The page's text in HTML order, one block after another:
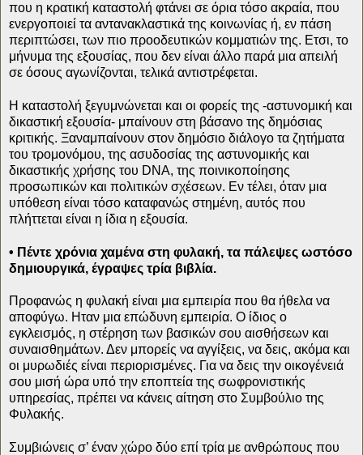
που η κρατική καταστολή φτάνει σε όρια τόσο ακραία, που
ενεργοποιεί τα αντανακλαστικά της κοινωνίας ή, εν πάση
περιπτώσει, των πιο προοδευτικών κομματιών της. Ετσι, το
μήνυμα της εξουσίας, που δεν είναι άλλο παρά μια απειλή
σε όσους αγωνίζονται, τελικά αντιστρέφεται.
Η καταστολή ξεγυμνώνεται και οι φορείς της -αστυνομική και
δικαστική εξουσία- μπαίνουν στη βάσανο της δημόσιας
κριτικής. Ξαναμπαίνουν στον δημόσιο διάλογο τα ζητήματα
του τρομονόμου, της ασυδοσίας της αστυνομικής και
δικαστικής χρήσης του DNA, της ποινικοποίησης
προσωπικών και πολιτικών σχέσεων. Εν τέλει, όταν μια
υπόθεση είναι τόσο καταφανώς στημένη, αυτός που
πλήττεται είναι η ίδια η εξουσία.
• Πέντε χρόνια χαμένα στη φυλακή, τα πάλεψες ωστόσο
δημιουργικά, έγραψες τρία βιβλία.
Προφανώς η φυλακή είναι μια εμπειρία που θα ήθελα να
αποφύγω. Ηταν μια επώδυνη εμπειρία. Ο ίδιος ο
εγκλεισμός, η στέρηση των βασικών σου αισθήσεων και
συναισθημάτων. Δεν μπορείς να αγγίξεις, να δεις, ακόμα και
οι μυρωδιές είναι περιορισμένες. Για να δεις την οικογένειά
σου μισή ώρα υπό την εποπτεία της σωφρονιστικής
υπηρεσίας, πρέπει να κάνεις αίτηση στο Συμβούλιο της
Φυλακής.
Συμβιώνεις σ’ έναν χώρο δύο επί τρία με ανθρώπους που